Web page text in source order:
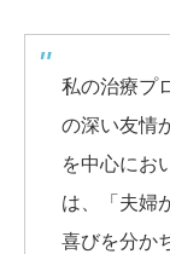
私の治療プ
の深い友情
を中心にお
は、「夫婦
喜びを分か